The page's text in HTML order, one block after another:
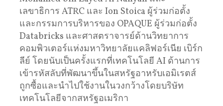
เลขาธิการ ATRC และ Ion Stoica ผู้ร่วมก่อตั้ง
และกรรมการบริหารของ OPAQUE ผู้ร่วมก่อตั้ง
Databricks และศาสตราจารย์ด้านวิทยาการ
คอมพิวเตอร์แห่งมหาวิทยาลัยแคลิฟอร์เนีย เบิร์ก
ลีย์ โดยนับเป็นครั้งแรกที่เทคโนโลยี AI ด้านการ
เข้ารหัสลับที่พัฒนาขึ้นในสหรัฐอาหรับเอมิเรตส์
ถูกซื้อและนำไปใช้งานในวงกว้างโดยบริษัท
เทคโนโลยีจากสหรัฐอเมริกา